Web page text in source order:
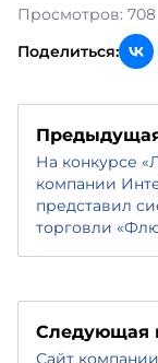
Просмотров: 708
Поделиться:
На конкурсе
компании
представил
торговли
Следующая
Сайт